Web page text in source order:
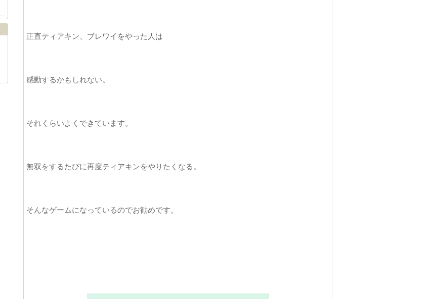
正直ティアキン、ブレワイをやった人は
感動するかもしれない。
それくらいよくできています。
無双をするたびに再度ティアキンをやりたくなる。
そんなゲームになっているのでお勧めです。